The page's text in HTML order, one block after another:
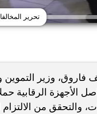
تحرير
فاروق، وزير التموين
الأجهزة الرقابية
والتحقق من الالتزام
في أثناء أداء رسالتها..
بني عبيد والأهالي